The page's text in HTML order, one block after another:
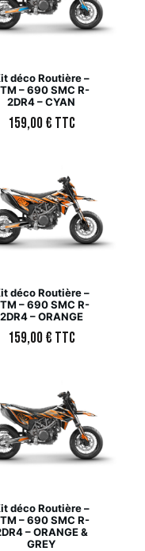
déco Routière –
– 690 SMC R-
2DR4 – CYAN
159,00€ TTC
déco Routière –
– 690 SMC R-
2DR4 – ORANGE
159,00€ TTC
déco Routière –
– 690 SMC R-
– ORANGE &
GREY